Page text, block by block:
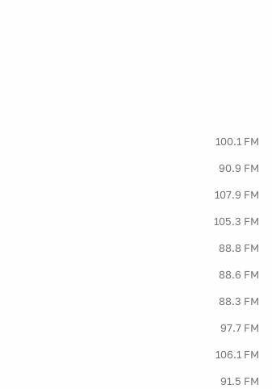
100.1 FM
90.9 FM
107.9 FM
105.3 FM
88.8 FM
88.6 FM
88.3 FM
97.7 FM
106.1 FM
91.5 FM